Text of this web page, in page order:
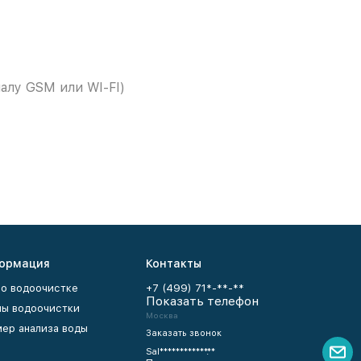
GSM или WI-FI)
водоочистке
водоочистки
анализа воды
Контакты
+7 (499) 71*-**-**
Показать телефон
Москва
Заказать звонок
Sal************.**